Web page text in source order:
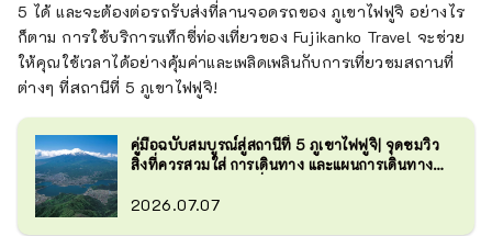
5 ได้ และจะต้องต่อรถรับส่งที่ลานจอดรถของ ภูเขาไฟฟูจิ อย่างไร
ก็ตาม การใช้บริการแท็กซี่ท่องเที่ยวของ Fujikanko Travel จะช่วย
ให้คุณใช้เวลาได้อย่างคุ้มค่าและเพลิดเพลินกับการเที่ยวชมสถานที่
ต่างๆ ที่สถานีที่ 5 ภูเขาไฟฟูจิ!
คู่มือฉบับสมบูรณ์สู่สถานีที่ 5 ภูเขาไฟฟูจิ| จุดชมวิว
สิ่งที่ควรสวมใส่ การเดินทาง และแผนการเดินทาง
2026.07.07